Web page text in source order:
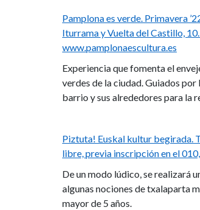
Pamplona es verde. Primavera
Iturrama y Vuelta del Castillo,
www.pamplonaescultura.es
Experiencia que fomenta el
verdes de la ciudad. Guiados
barrio y sus alrededores para la
Piztuta! Euskal kultur begirada.
libre, previa inscripción en el
De un modo lúdico, se realizará
algunas nociones de txalaparta
mayor de 5 años.